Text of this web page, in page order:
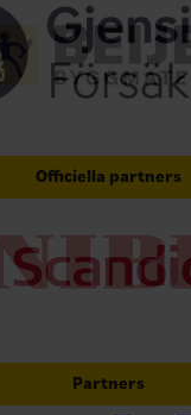
Officiella partners
Partners